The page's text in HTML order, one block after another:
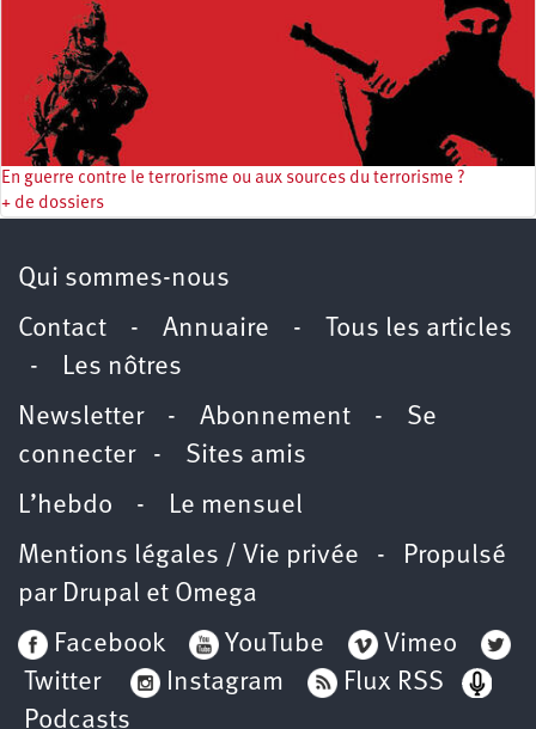
En guerre contre le terrorisme ou aux sources du terrorisme ?
+ de dossiers
Qui sommes-nous
Contact - Annuaire -
Tous les articles
- Les nôtres
Newsletter- Abonnement - Se
connecter- Sites amis
L’hebdo - Le mensuel
Mentions légales / Vie privée - Propulsé
par Drupal et Omega
Facebook
YouTube
Vimeo
Twitter
Instagram
Flux RSS
Podcasts